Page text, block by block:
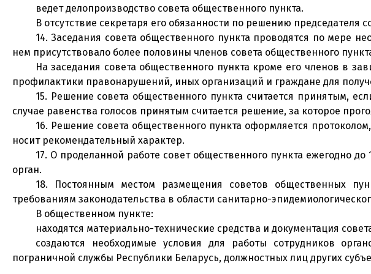
ведет делопроизводство совета общественного пункта.
В отсутствие секретаря его обязанности по решению председателя
14. Заседания совета общественного пункта проводятся по мере
нем присутствовало более половины членов совета общественного
На заседания совета общественного пункта кроме его членов в
профилактики правонарушений, иных организаций и граждане для
15. Решение совета общественного пункта считается принятым,
случае равенства голосов принятым считается решение, за которое
16. Решение совета общественного пункта оформляется
носит рекомендательный характер.
17. О проделанной работе совет общественного пункта ежегодно
орган.
18. Постоянным местом размещения советов общественных
требованиям законодательства в области санитарно-
В общественном пункте:
находятся материально-технические средства и документация
создаются необходимые условия для работы сотрудников
пограничной службы Республики Беларусь, должностных лиц других